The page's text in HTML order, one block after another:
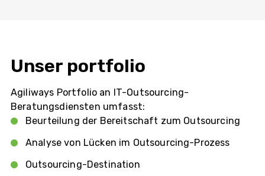
Unser portfolio
Agiliways Portfolio an IT-Outsourcing-
Beratungsdiensten umfasst:
Beurteilung der Bereitschaft zum Outsourcing
Analyse von Lücken im Outsourcing-Prozess
Outsourcing-Destination